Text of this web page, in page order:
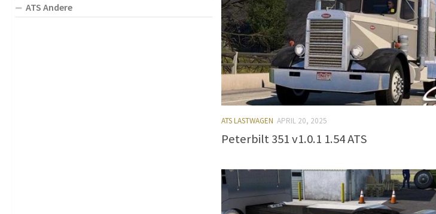
ATS LASTWAGEN APRIL 20, 2025
Peterbilt 351 v1.0.1 1.54 ATS
ATS Andere